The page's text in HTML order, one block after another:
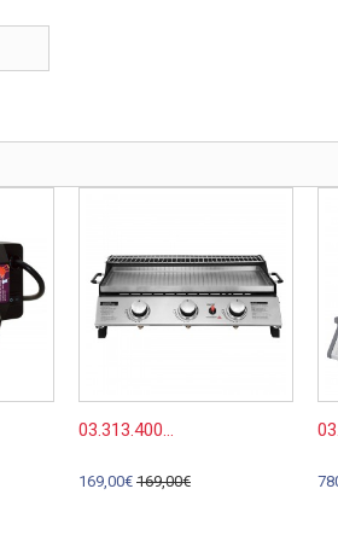
03.313.400...
169,00€ 169,00€